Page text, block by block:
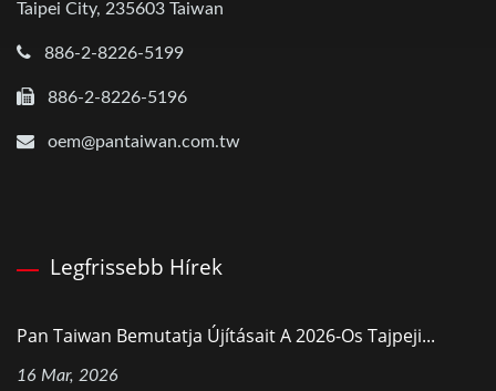
Taipei City, 235603 Taiwan
886-2-8226-5199
886-2-8226-5196
oem@pantaiwan.com.tw
Legfrissebb Hírek
Pan Taiwan Bemutatja Újításait A 2026-Os Tajpeji...
16 Mar, 2026